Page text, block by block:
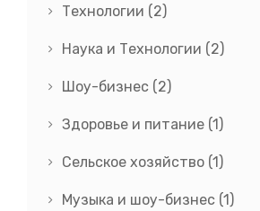
Технологии (2)
Наука и Технологии (2)
Шоу-бизнес (2)
Здоровье и питание (1)
Сельское хозяйство (1)
Музыка и шоу-бизнес (1)